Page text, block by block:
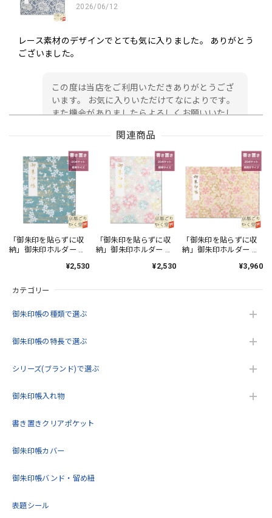
カテゴリー
御朱印帳の種類で選ぶ
御朱印帳の特長で選ぶ
シリーズ(ブランド)で選ぶ
御朱印帳入れ物
書き置きクリアポケット
御朱印帳カバー
御朱印帳バンド・留め紐
表題シール
2026/06/12
レース素材のデザインでとても気に入りました。 ありがとう
ございました。
この度は当店をご利用いただきありがとうござ
います。 お気に入りいただけてなによりです。
また機会がありましたらよろしくお願いいたし
御朱印帳 京都 金襴 龍虎(黒)大判サイズ
2026/05/24
初めて注文しました。 早速 届きました。 ありがとうござ
います。 日本伝統 西陣金襴の御朱印帳✨ 黒地に金銀糸の 龍
虎デザイン豪華で美しい✨ 緑地の御朱印帳が欲しかったので
すが 残念。黒地も最高😀
います。 緑が品切れで申し訳ございません。 ま
す。
の度も迅速で丁寧な対応をいただきありがとうございまし
す。これから大切に使用します！
関連商品
「御朱印を貼らずに収
納」御朱印ホルダー 書
サイズ 寒桜に金霞(青
¥2,530
「御朱印を貼らずに収
納」御朱印ホルダー 書
サイズ 淡色丸模様に桜
¥2,530
「御朱印を貼らずに収
納」御朱印ホルダー 書
きサイズ 籠目文様に桜
¥3,960